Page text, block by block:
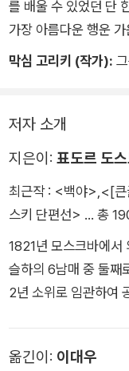
『카라마조프 씨네 형
작의 결산인 마지막 장
심오한 사상적 깊이
실현되지 못했다.
그럼에도 다채로운 인
를 담은 방대한 규모
은 비평가들에 의해 〈
품으로 평가되고 있다.
를 배울 수 있었던 단
가장 아름다운 행운
막심 고리키 (작가):
저자 소개
지은이: 표도르 도스
최근작 : <백야> <[큰
스키 단편선> … 총
1821년 모스크바에서
슬하의 6남매 중 둘째
2년 소위로 임관하여
었기에 유일한 생계
옮긴이: 이대우